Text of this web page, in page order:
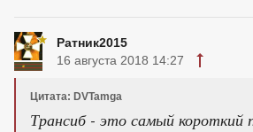
Ратник2015
16 августа 2018 14:27
Цитата: DVTamga
Трансиб - это самый короткий